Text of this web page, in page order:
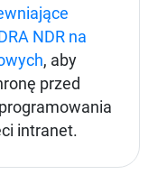
NDR na
, aby
przed
intranet.